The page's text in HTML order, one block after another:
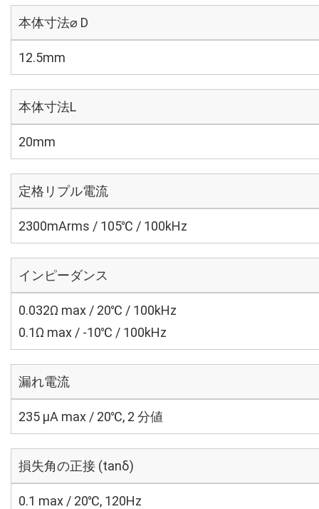
本体寸法⌀ D
12.5mm
本体寸法L
20mm
定格リプル電流
2300mArms / 105℃ / 100kHz
インピーダンス
0.032Ω max / 20℃ / 100kHz
0.1Ω max / -10℃ / 100kHz
漏れ電流
235 μA max / 20℃, 2 分値
損失角の正接 (tanδ)
0.1 max / 20℃, 120Hz